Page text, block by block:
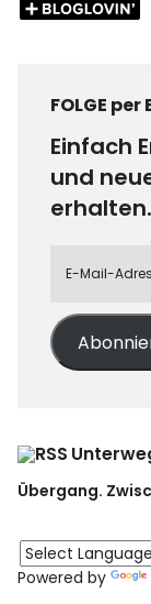
FOLGE
Einfach
und
erhalten.
Übergang.
Powered by